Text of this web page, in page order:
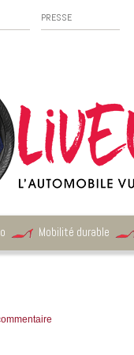
PRESSE
Mobilité durable